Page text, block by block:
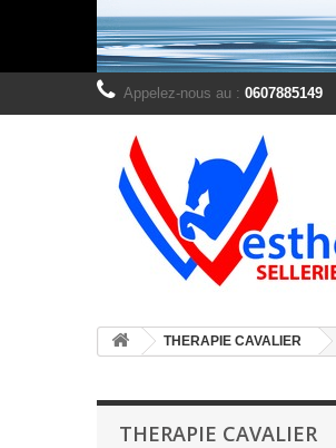
Appelez-nous au : 0607885149
THERAPIE CAVALIER
THERAPIE CAVALIER